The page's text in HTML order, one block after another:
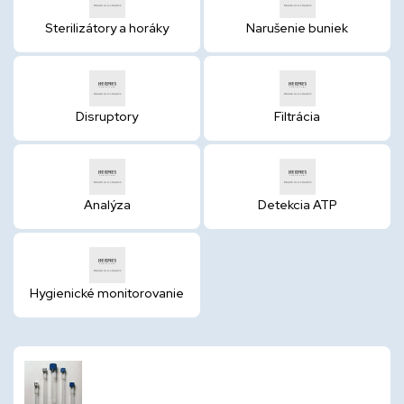
Sterilizátory a horáky Narušenie buniek
Disruptory Filtrácia
Analýza Detekcia ATP
Hygienické monitorovanie